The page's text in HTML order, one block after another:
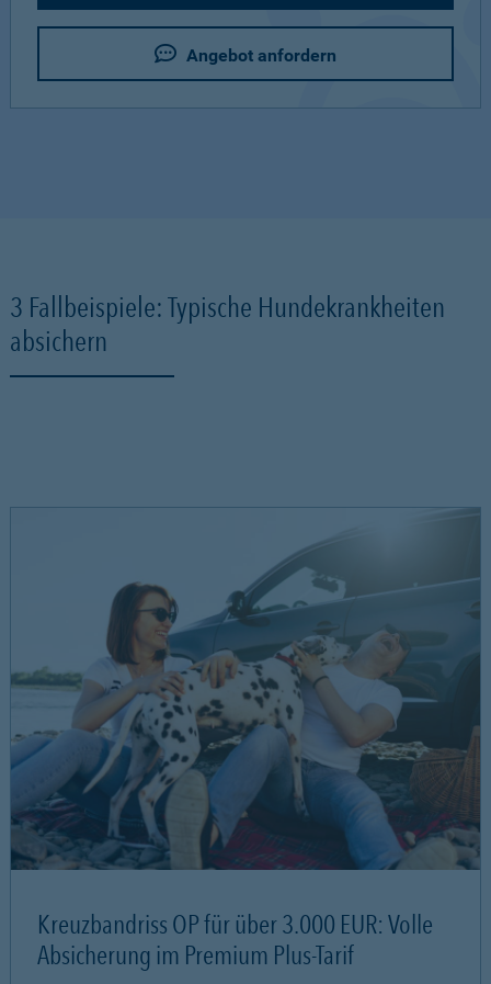
Angebot anfordern
3 Fallbeispiele: Typische Hundekrankheiten
absichern
Kreuzbandriss OP für über 3.000 EUR: Volle
Absicherung im Premium Plus-Tarif